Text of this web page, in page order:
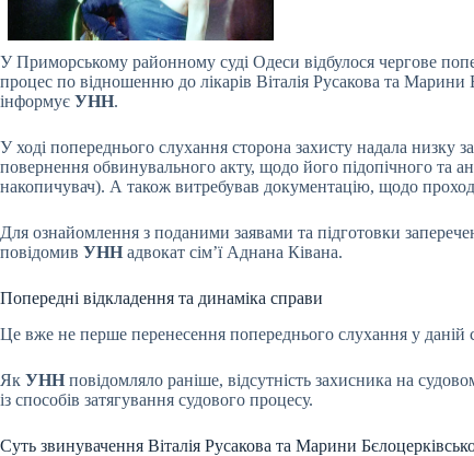
УПриморському районному суді Одеси відбулося чергове
процес по відношенню до лікарів Віталія Русакова та Марини
інформує УНН.
У ході попереднього слухання сторона захисту надала низку
повернення обвинувального акту, щодо його підопічного та
накопичувач). А також витребував документацію, щодо
Для ознайомлення з поданими заявами та підготовки
повідомив УНН адвокат сім’ї Аднана Ківана.
Попередні відкладення та динаміка справи
Це вже не перше перенесення попереднього слухання у даній
Як УНН повідомляло раніше, відсутність захисника на
із способів затягування судового процесу.
Суть звинувачення Віталія Русакова та Марини